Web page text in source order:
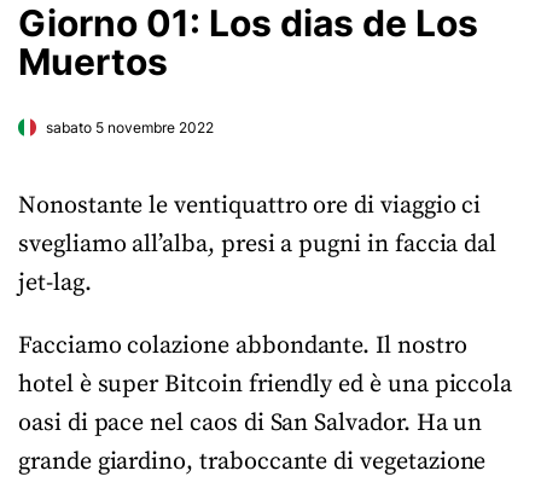
Giorno 01: Los dias de Los
Muertos
sabato 5 novembre 2022
Nonostante le ventiquattro ore di viaggio ci
svegliamo all’alba, presi a pugni in faccia dal
jet-lag.
Facciamo colazione abbondante. Il nostro
hotel è super Bitcoin friendly ed è una piccola
oasi di pace nel caos di San Salvador. Ha un
grande giardino, traboccante di vegetazione